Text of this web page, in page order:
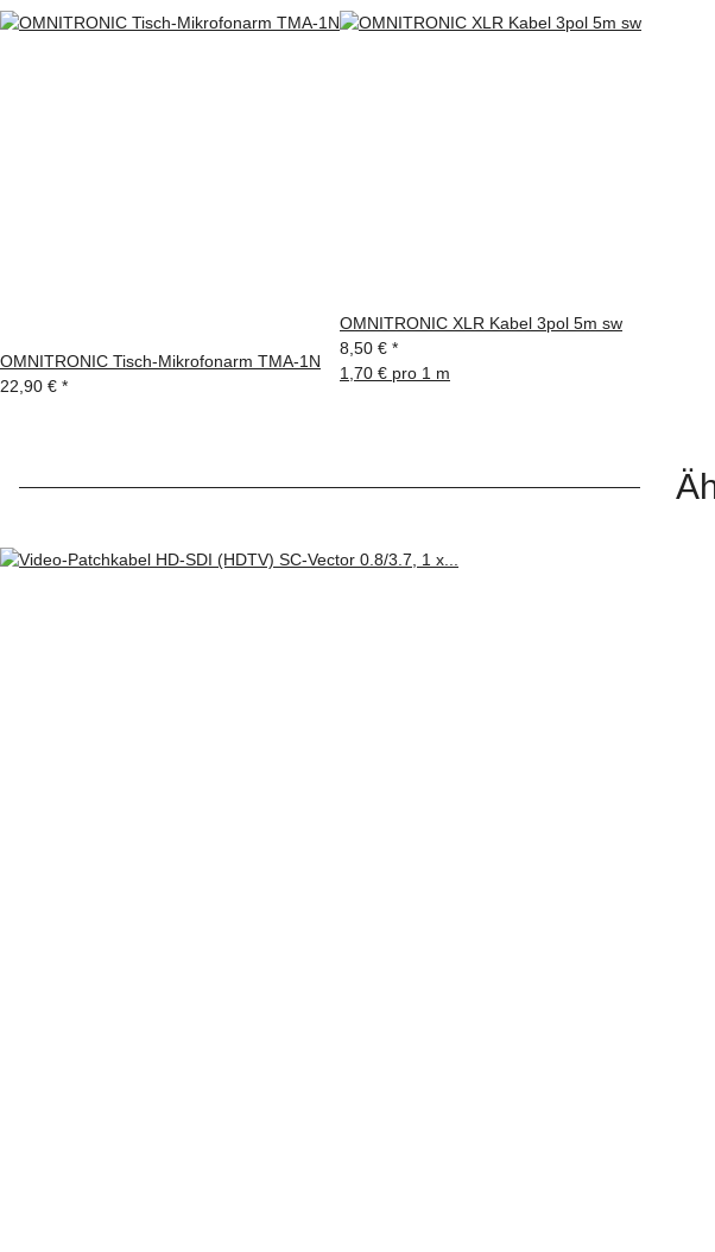
OMNITRONIC Tisch-Mikrofonarm TMA-1N
22,90 € *
OMNITRONIC XLR Kabel 3pol 5m sw
8,50 € *
1,70 € pro 1 m